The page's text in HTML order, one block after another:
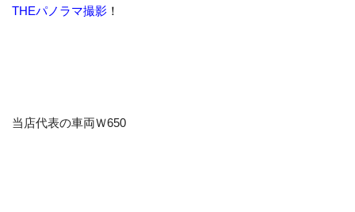
THEパノラマ撮影 ！
当店代表の車両Ｗ650